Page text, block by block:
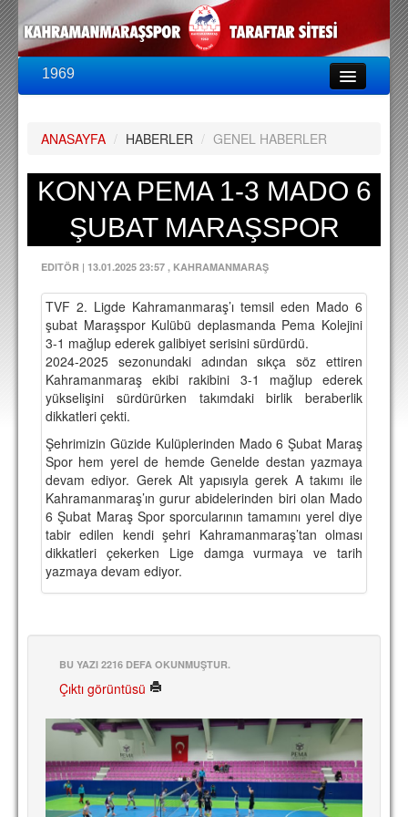
1969
PUAN DURUMU
FİKSTÜR
A TAKIM KADROSU
TEKNİK KADRO
TRANSFERLER
TARAFTAR
BİLETLER
DEPLASMAN
LİSANSLI ÜRÜNLER
MULTİMEDYA
FOTOĞRAF & VİDEOLAR
MARŞ & TEZAHÜRATLAR
KULÜP
SPOR TESİSLERİ
YÖNETİM KURULU
PERSONEL
SPONSORLAR
TARİHÇE
ANASAYFA / HABERLER / GENEL HABERLER
KONYA PEMA 1-3 MADO 6
ŞUBAT MARAŞSPOR
EDITÖR | 13.01.2025 23:57 , KAHRAMANMARAŞ
TVF 2. Ligde Kahramanmaraş’ı temsil eden Mado 6
şubat Maraşspor Kulübü deplasmanda Pema Kolejini
3-1 mağlup ederek galibiyet serisini sürdürdü.
2024-2025 sezonundaki adından sıkça söz ettiren
Kahramanmaraş ekibi rakibini 3-1 mağlup ederek
yükselişini sürdürürken takımdaki birlik beraberlik
dikkatleri çekti.
Şehrimizin Güzide Kulüplerinden Mado 6 Şubat Maraş
Spor hem yerel de hemde Genelde destan yazmaya
devam ediyor. Gerek Alt yapısıyla gerek A takımı ile
Kahramanmaraş’ın gurur abidelerinden biri olan Mado
6 Şubat Maraş Spor sporcularının tamamını yerel diye
tabir edilen kendi şehri Kahramanmaraş’tan olması
dikkatleri çekerken Lige damga vurmaya ve tarih
yazmaya devam ediyor.
BU YAZI 2216 DEFA OKUNMUŞTUR.
Çıktı görüntüsü